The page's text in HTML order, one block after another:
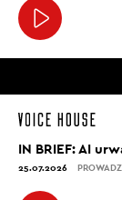
IN BRIEF: AI
25.07.2026